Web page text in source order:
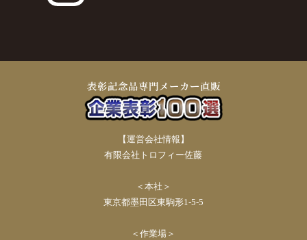
【運営会社情報】
有限会社トロフィー佐藤
＜本社＞
東京都墨田区東駒形1-5-5
＜作業場＞